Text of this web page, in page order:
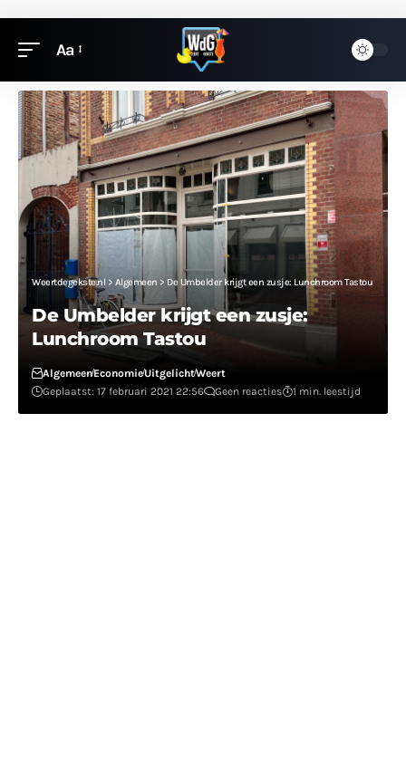
Aa
Weertdegekste.nl > Algemeen > De Umbelder krijgt een zusje: Lunchroom Tastou
De Umbelder krijgt een zusje:
Lunchroom Tastou
AlgemeenEconomieUitgelichtWeert
Geplaatst: 17 februari 2021 22:56
Geen reacties 1 min. leestijd